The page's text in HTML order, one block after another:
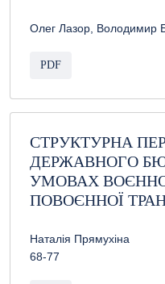
Олег Лазор, Володимир
PDF
СТРУКТУРНА
ДЕРЖАВНОГО
УМОВАХ
ПОВОЄННОЇ
Наталія Прямухіна
68-77